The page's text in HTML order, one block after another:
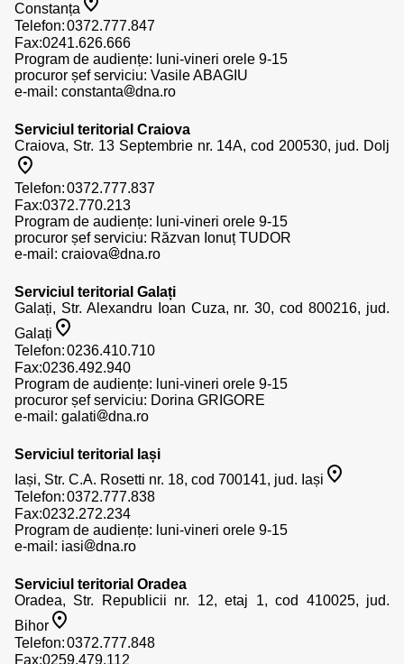
Constanța
Telefon:
Fax:0241.626.666
Program de audiențe: luni-vineri orele 9-15
procuror șef serviciu: Vasile ABAGIU
e-mail: constanta dna.ro
Serviciul teritorial Craiova
Craiova, Str. 13 Septembrie nr. 14A, cod 200530, jud. Dolj
Telefon:
Fax:0372.770.213
Program de audiențe: luni-vineri orele 9-15
procuror șef serviciu: Răzvan Ionuț TUDOR
e-mail: craiova dna.ro
Serviciul teritorial Galați
Galați, Str. Alexandru Ioan Cuza, nr. 30, cod 800216, jud.
Galați
Telefon:
Fax:0236.492.940
Program de audiențe: luni-vineri orele 9-15
procuror șef serviciu: Dorina GRIGORE
e-mail: galati dna.ro
Serviciul teritorial Iași
Iași, Str. C.A. Rosetti nr. 18, cod 700141, jud. Iași
Telefon:
Fax:0232.272.234
Program de audiențe: luni-vineri orele 9-15
e-mail: iasi dna.ro
Serviciul teritorial Oradea
Oradea, Str. Republicii nr. 12, etaj 1, cod 410025, jud.
Bihor
Telefon:
Fax:0259.479.112